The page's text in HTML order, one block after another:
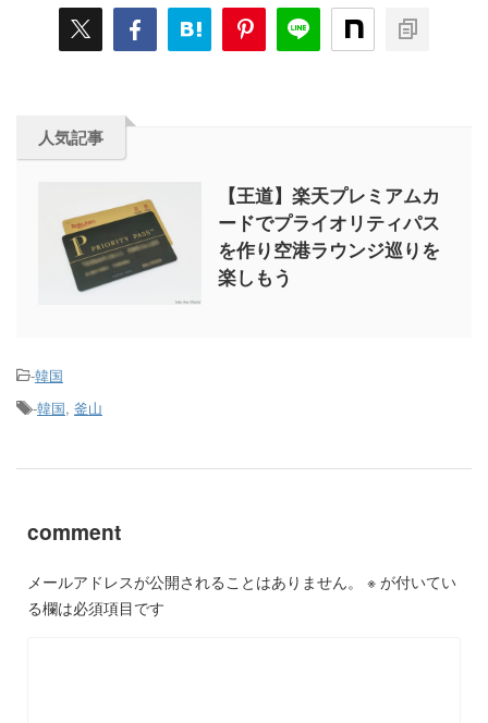
人気記事
【王道】楽天プレミアムカ
ードでプライオリティパス
を作り空港ラウンジ巡りを
楽しもう
-韓国
-韓国, 釜山
comment
メールアドレスが公開されることはありません。 ※ が付いてい
る欄は必須項目です